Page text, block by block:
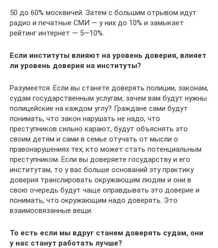
50 до 60% москвичей. Затем с большим отрывом идут
радио и печатные СМИ — у них до 10% и замыкает
рейтинг интернет — 5—10%.
Если институты влияют на уровень доверия, влияет
ли уровень доверия на институты?
Разумеется. Если вы станете доверять полиции, законам,
судам ­государственным услугам, зачем вам будут нужны
полицейские на каждом углу? Граждане сами будут
понимать, что закон нарушать не надо, что
преступников сильно карают, будут объяснять это
своим детям и сами в семье отучать от мысли о
правонарушениях тех, кто может стать потенциальным
преступником. Если вы доверяете государству и его
институтам, то у вас больше оснований эту практику
доверия транслировать окружающим людям и они в
свою очередь будут чаще оправдывать это доверие и
понимать, что окружающим надо доверять. Это
взаимосвязанные вещи.
То есть если мы вдруг станем доверять судам, они
у нас станут работать лучше?